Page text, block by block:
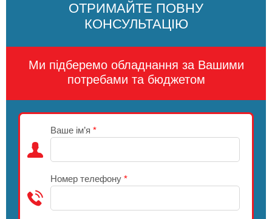
ОТРИМАЙТЕ ПОВНУ
КОНСУЛЬТАЦІЮ
Ми підберемо обладнання за Вашими
потребами та бюджетом
Ваше ім’я *
Номер телефону *